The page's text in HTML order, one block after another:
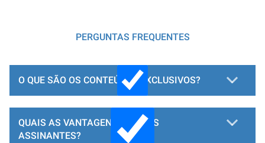
PERGUNTAS FREQUENTES
O QUE SÃO OS CONTEÚDOS EXCLUSIVOS?
QUAIS AS VANTAGENS PARA OS
ASSINANTES?